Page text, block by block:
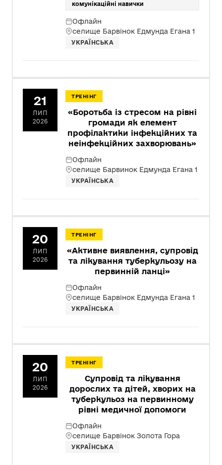
комунікаційні навички
Офлайн
селище Барвінок Едмунда Егана 1
УКРАЇНСЬКА
21
ЛИП
2026
ТРЕНІНГ
«Боротьба із стресом на рівні
громади як елемент
профілактики інфекційних та
неінфекційних захворювань»
Офлайн
селище Барвинок Едмунда Егана 1
УКРАЇНСЬКА
20
ЛИП
2026
ТРЕНІНГ
«Активне виявлення, супровід
та лікування туберкульозу на
первинній ланці»
Офлайн
селище Барвінок Едмунда Егана 1
УКРАЇНСЬКА
20
ЛИП
2026
ТРЕНІНГ
Супровід та лікування
дорослих та дітей, хворих на
туберкульоз на первинному
рівні медичної допомоги
Офлайн
селище Барвінок Золота Гора
УКРАЇНСЬКА